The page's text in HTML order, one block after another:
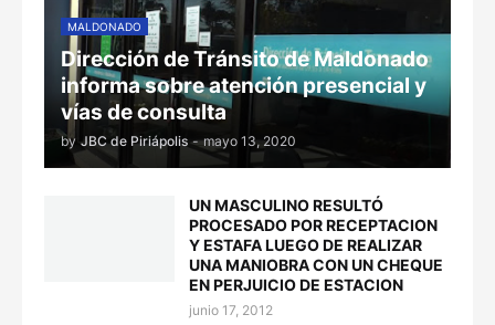
MALDONADO
Dirección de Tránsito de Maldonado
informa sobre atención presencial y
vías de consulta
by JBC de Piriápolis - mayo 13, 2020
UN MASCULINO RESULTÓ
PROCESADO POR RECEPTACION
Y ESTAFA LUEGO DE REALIZAR
UNA MANIOBRA CON UN CHEQUE
EN PERJUICIO DE ESTACION
junio 17, 2012